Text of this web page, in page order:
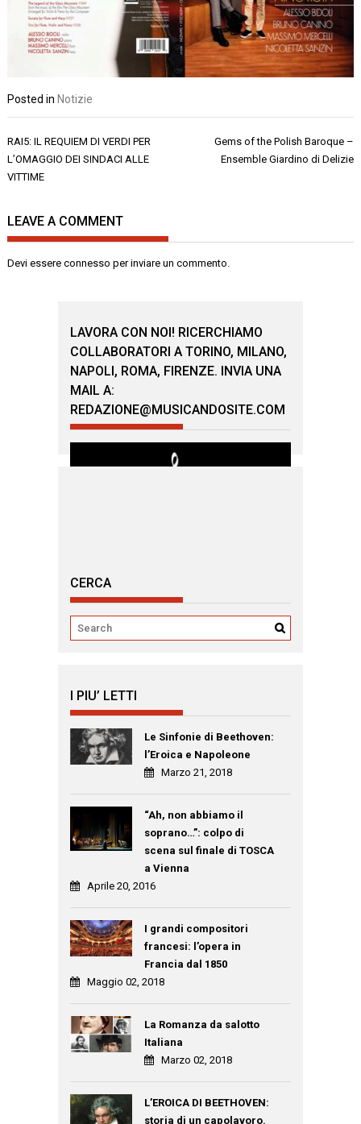
Posted in Notizie
Navigazione
articoli
RAI5: IL REQUIEM DI VERDI PER
L’OMAGGIO DEI SINDACI ALLE
VITTIME
Gems of the Polish Baroque –
Ensemble Giardino di Delizie
LEAVE A COMMENT
Devi essereconnesso per inviare un commento.
LAVORA CON NOI! RICERCHIAMO
COLLABORATORI A TORINO, MILANO,
NAPOLI, ROMA, FIRENZE. INVIA UNA
MAIL A:
REDAZIONE@MUSICANDOSITE.COM
CERCA
I PIU’ LETTI
Le Sinfonie di Beethoven:
l’Eroica e Napoleone
Marzo 21, 2018
“Ah, non abbiamo il
soprano…”: colpo di
scena sul finale di TOSCA
a Vienna
Aprile 20, 2016
I grandi compositori
francesi: l’opera in
Francia dal 1850
Maggio 02, 2018
La Romanza da salotto
Italiana
Marzo 02, 2018
L’EROICA DI BEETHOVEN:
storia di un capolavoro.